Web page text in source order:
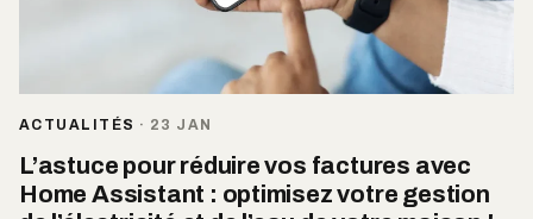
ACTUALITÉS · 23 JAN
L’astuce pour réduire vos factures avec
Home Assistant : optimisez votre gestion